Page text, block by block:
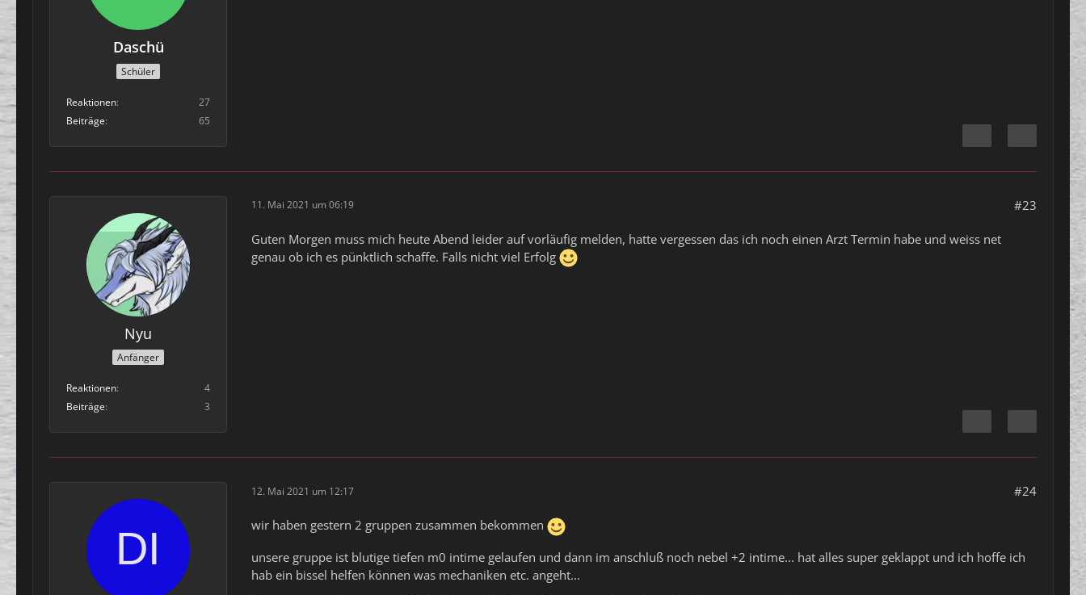
Daschü
Schüler
Reaktionen
27
Beiträge
65
Nyu
Anfänger
Reaktionen
4
Beiträge
3
11. Mai 2021 um 06:19 #23
Guten Morgen muss mich heute Abend leider auf vorläufig melden, hatte vergessen das ich noch einen Arzt Termin habe und weiss net
genau ob ich es pünktlich schaffe. Falls nicht viel Erfolg
12. Mai 2021 um 12:17 #24
wir haben gestern 2 gruppen zusammen bekommen
unsere gruppe ist blutige tiefen m0 intime gelaufen und dann im anschluß noch nebel +2 intime... hat alles super geklappt und ich hoffe ich
hab ein bissel helfen können was mechaniken etc. angeht...